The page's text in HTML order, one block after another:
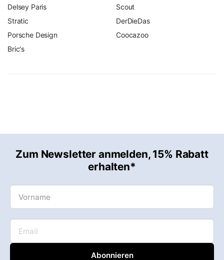
Delsey Paris
Stratic
Porsche Design
Bric's
Scout
DerDieDas
Coocazoo
Zum Newsletter anmelden, 15% Rabatt
erhalten*
Vorname
Email